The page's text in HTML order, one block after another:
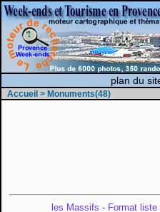
plan du
Accueil > Monuments(48)
les Massifs - Format liste